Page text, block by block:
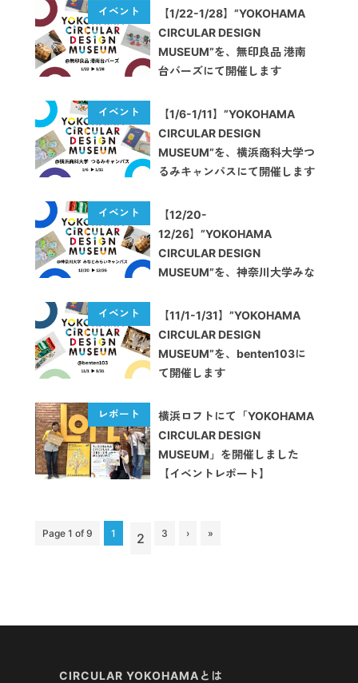
【1/22-1/28】”YOKOHAMA
CIRCULAR DESIGN
MUSEUM”を、無印良品 港南
台バーズにて開催します
【1/6-1/11】”YOKOHAMA
CIRCULAR DESIGN
MUSEUM”を、横浜商科大学つ
るみキャンパスにて開催します
【12/20-
12/26】”YOKOHAMA
CIRCULAR DESIGN
MUSEUM”を、神奈川大学みな
ます
【11/1-1/31】”YOKOHAMA
CIRCULAR DESIGN
MUSEUM”を、benten103に
て開催します
横浜ロフトにて「YOKOHAMA
CIRCULAR DESIGN
MUSEUM」を開催しました
【イベントレポート】
Page 1 of 9 1 2 3 › »
CIRCULAR YOKOHAMAとは